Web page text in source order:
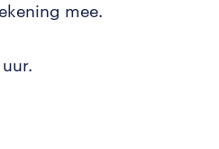
mee.